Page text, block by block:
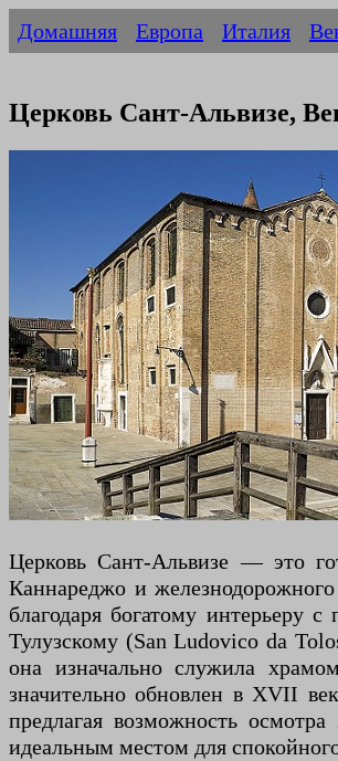
Домашняя Европа Италия
Церковь Сант-Альвизе,
Церковь Сант-Альвизе — это
Каннареджо и
благодаря богатому интерьеру
Тулузскому (San Ludovico da
она изначально служила
значительно обновлен в XVII
предлагая возможность
идеальным местом для